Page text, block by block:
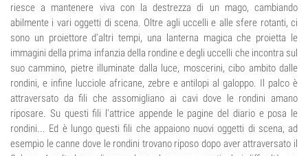
riesce a mantenere viva con la destrezza di un mago, cambiando
abilmente i vari oggetti di scena. Oltre agli uccelli e alle sfere rotanti, ci
sono un proiettore d'altri tempi, una lanterna magica che proietta le
immagini della prima infanzia della rondine e degli uccelli che incontra sul
suo cammino, pietre illuminate dalla luce, moscerini, cibo ambito dalle
rondini, e infine lucciole africane, zebre e antilopi al galoppo. Il palco è
attraversato da fili che assomigliano ai cavi dove le rondini amano
riposare. Su questi fili l'attrice appende le pagine del diario e posa le
rondini... Ed è lungo questi fili che appaiono nuovi oggetti di scena, ad
esempio le canne dove le rondini trovano riposo dopo aver attraversato il